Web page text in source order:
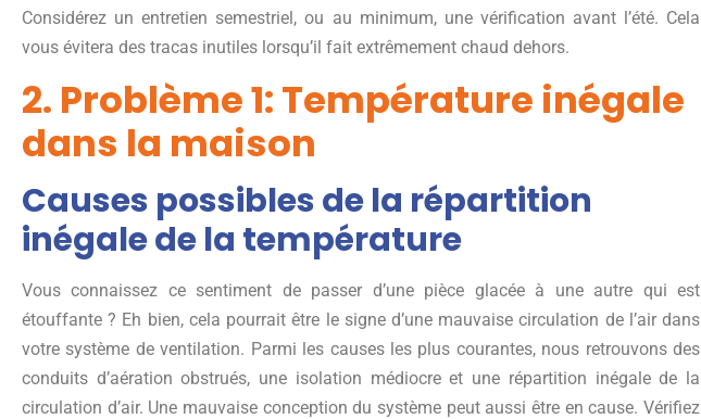
Considérez un entretien semestriel, ou au minimum, une vérification avant l’été. Cela
vous évitera des tracas inutiles lorsqu’il fait extrêmement chaud dehors.
2. Problème 1: Température inégale
dans la maison
Causes possibles de la répartition
inégale de la température
Vous connaissez ce sentiment de passer d’une pièce glacée à une autre qui est
étouffante ? Eh bien, cela pourrait être le signe d’une mauvaise circulation de l’air dans
votre système de ventilation. Parmi les causes les plus courantes, nous retrouvons des
conduits d’aération obstrués, une isolation médiocre et une répartition inégale de la
circulation d’air. Une mauvaise conception du système peut aussi être en cause. Vérifiez